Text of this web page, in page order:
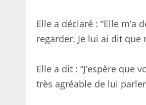
Elle a déclaré : “Elle
regarder. Je lui ai dit
Elle a dit : “J’espère que
très agréable de lui